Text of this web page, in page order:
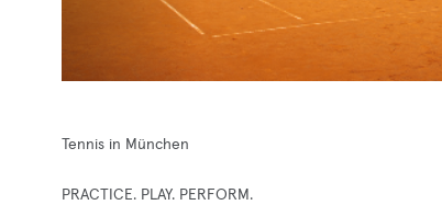
Tennis in München
PRACTICE. PLAY. PERFORM.